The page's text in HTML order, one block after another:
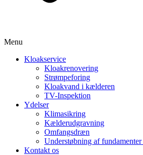
Menu
Kloakservice
Kloakrenovering
Strømpeforing
Kloakvand i kælderen
TV-Inspektion
Ydelser
Klimasikring
Kælderudgravning
Omfangsdræn
Understøbning af fundamenter
Kontakt os